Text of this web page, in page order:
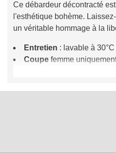
Ce débardeur décontracté
l'esthétique bohème.
un véritable hommage à la
Entretien : lavable à
Coupe femme